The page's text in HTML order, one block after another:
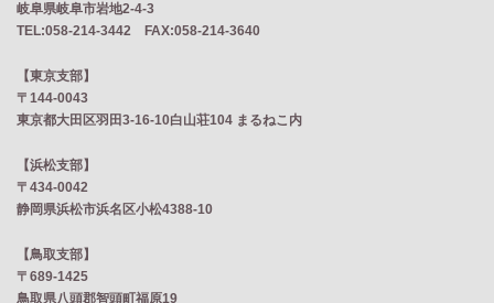
岐阜県岐阜市岩地2‐4‐3
TEL:058-214-3442 FAX:058-214-3640
【東京支部】
〒144-0043
東京都大田区羽田3-16-10白山荘104 まるねこ内
【浜松支部】
〒434-0042
静岡県浜松市浜名区小松4388-10
【鳥取支部】
〒689-1425
鳥取県八頭郡智頭町福原19